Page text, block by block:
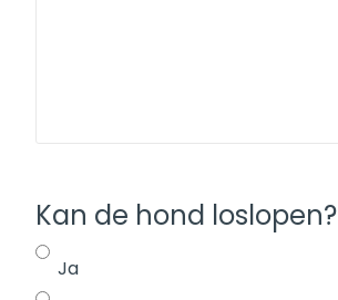
Kan de hond loslopen?
Ja